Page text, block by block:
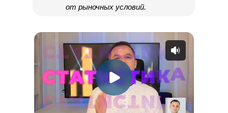
от рыночных условий.